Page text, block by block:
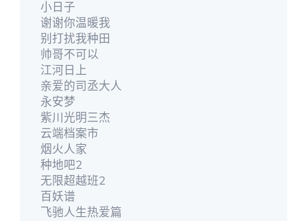
小日子
谢谢你温暖我
别打扰我种田
帅哥不可以
江河日上
亲爱的司丞大人
永安梦
紫川光明三杰
云端档案市
烟火人家
种地吧2
无限超越班2
百妖谱
飞驰人生热爱篇